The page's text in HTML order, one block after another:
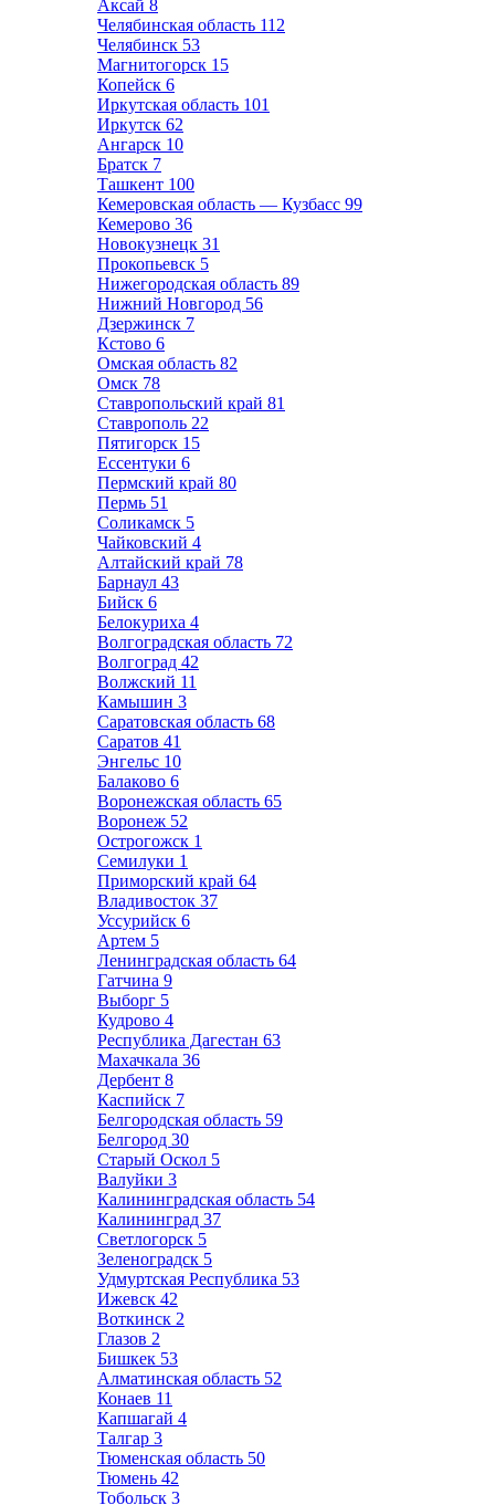
Аксай 8
Челябинская область 112
Челябинск 53
Магнитогорск 15
Копейск 6
Иркутская область 101
Иркутск 62
Ангарск 10
Братск 7
Ташкент 100
Кемеровская область — Кузбасс 99
Кемерово 36
Новокузнецк 31
Прокопьевск 5
Нижегородская область 89
Нижний Новгород 56
Дзержинск 7
Кстово 6
Омская область 82
Омск 78
Ставропольский край 81
Ставрополь 22
Пятигорск 15
Ессентуки 6
Пермский край 80
Пермь 51
Соликамск 5
Чайковский 4
Алтайский край 78
Барнаул 43
Бийск 6
Белокуриха 4
Волгоградская область 72
Волгоград 42
Волжский 11
Камышин 3
Саратовская область 68
Саратов 41
Энгельс 10
Балаково 6
Воронежская область 65
Воронеж 52
Острогожск 1
Семилуки 1
Приморский край 64
Владивосток 37
Уссурийск 6
Артем 5
Ленинградская область 64
Гатчина 9
Выборг 5
Кудрово 4
Республика Дагестан 63
Махачкала 36
Дербент 8
Каспийск 7
Белгородская область 59
Белгород 30
Старый Оскол 5
Валуйки 3
Калининградская область 54
Калининград 37
Светлогорск 5
Зеленоградск 5
Удмуртская Республика 53
Ижевск 42
Воткинск 2
Глазов 2
Бишкек 53
Алматинская область 52
Конаев 11
Капшагай 4
Талгар 3
Тюменская область 50
Тюмень 42
Тобольск 3